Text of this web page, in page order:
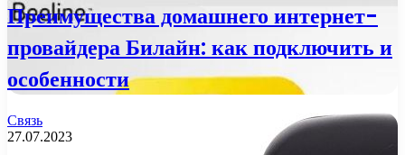
Преимущества домашнего интернет-
провайдера Билайн: как подключить и
особенности
Связь
27.07.2023